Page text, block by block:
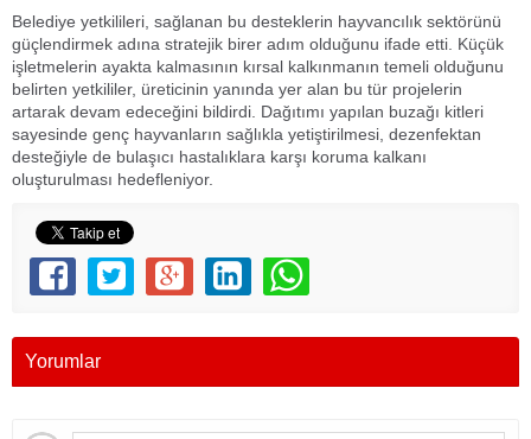
Belediye yetkilileri, sağlanan bu desteklerin hayvancılık sektörünü
güçlendirmek adına stratejik birer adım olduğunu ifade etti. Küçük
işletmelerin ayakta kalmasının kırsal kalkınmanın temeli olduğunu
belirten yetkililer, üreticinin yanında yer alan bu tür projelerin
artarak devam edeceğini bildirdi. Dağıtımı yapılan buzağı kitleri
sayesinde genç hayvanların sağlıkla yetiştirilmesi, dezenfektan
desteğiyle de bulaşıcı hastalıklara karşı koruma kalkanı
oluşturulması hedefleniyor.
Yorumlar